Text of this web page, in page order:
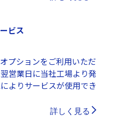
ビス
プションをご利用いただ
営業日に当社工場より発
よりサービスが使用でき
詳しく見る